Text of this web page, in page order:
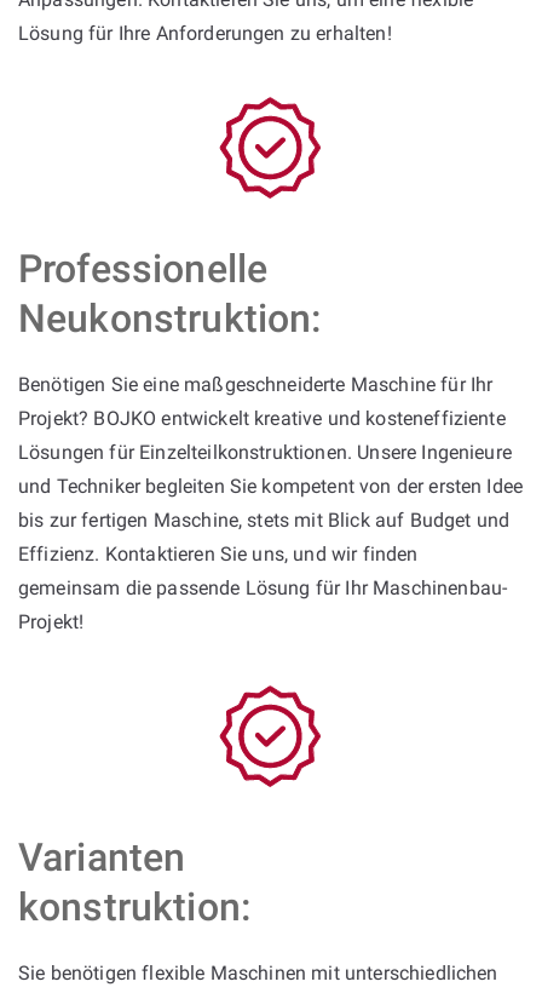
Lösung für Ihre Anforderungen zu erhalten!
Professionelle
Neukonstruktion:
Benötigen Sie eine maßgeschneiderte Maschine für Ihr
Projekt? BOJKO entwickelt kreative und kosteneffiziente
Lösungen für Einzelteilkonstruktionen. Unsere Ingenieure
und Techniker begleiten Sie kompetent von der ersten Idee
bis zur fertigen Maschine, stets mit Blick auf Budget und
Effizienz. Kontaktieren Sie uns, und wir finden
gemeinsam die passende Lösung für Ihr Maschinenbau-
Projekt!
Varianten
konstruktion:
Sie benötigen flexible Maschinen mit unterschiedlichen